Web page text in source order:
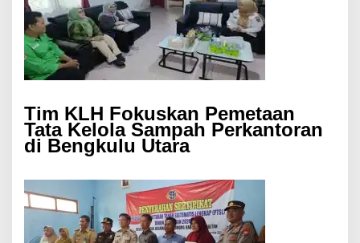
Tim KLH Fokuskan Pemetaan
Tata Kelola Sampah Perkantoran
di Bengkulu Utara